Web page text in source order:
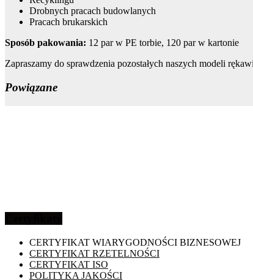
Drobnych pracach budowlanych
Pracach brukarskich
Sposób pakowania: 12 par w PE torbie, 120 par w kartonie
Zapraszamy do sprawdzenia pozostałych naszych modeli
Powiązane
CERTYFIKAT WIARYGODNOŚCI BIZNESOWEJ
CERTYFIKAT RZETELNOŚCI
CERTYFIKAT ISO
POLITYKA JAKOŚCI